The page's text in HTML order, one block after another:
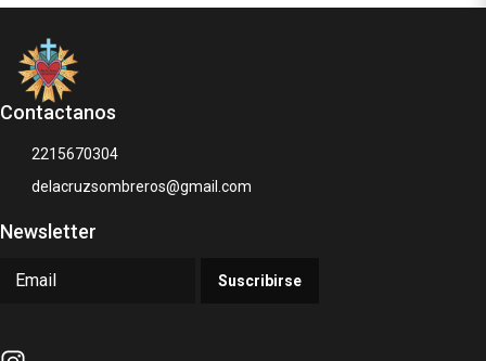
Contactanos
2215670304
delacruzsombreros@gmail.com
Newsletter
Suscribirse